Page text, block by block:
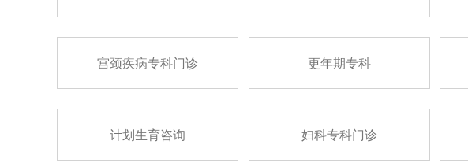
宫颈疾病专科门诊 更年期专科
计划生育咨询 妇科专科门诊